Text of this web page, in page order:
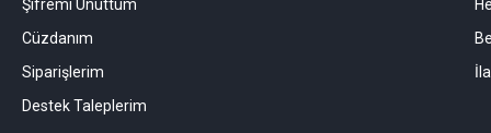
Şifremi Unuttum
Cüzdanım
Siparişlerim
Destek Taleplerim